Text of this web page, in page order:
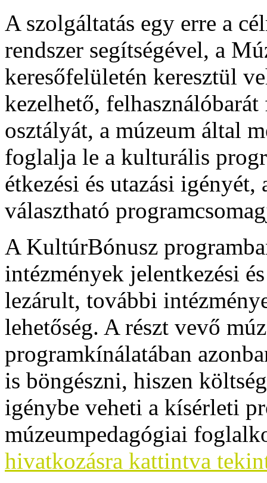
A szolgáltatás egy erre a
rendszer segítségével, a
keresőfelületén keresztül
kezelhető,
osztályát, a múzeum által
foglalja le a kulturális
étkezési és utazási
választható
A KultúrBónusz
intézmények jelentkezési
lezárult, további
lehetőség. A részt vevő
programkínálatában
is böngészni, hiszen
igénybe veheti a kísérleti
múzeumpedagógiai
hivatkozásra kattintva